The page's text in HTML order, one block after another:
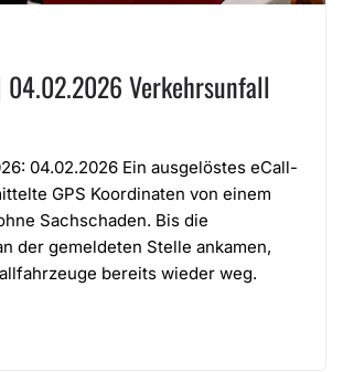
04.02.2026 Verkehrsunfall
04.02.2026 Ein ausgelöstes eCall-
GPS Koordinaten von einem
Sachschaden. Bis die
der gemeldeten Stelle ankamen,
bereits wieder weg.